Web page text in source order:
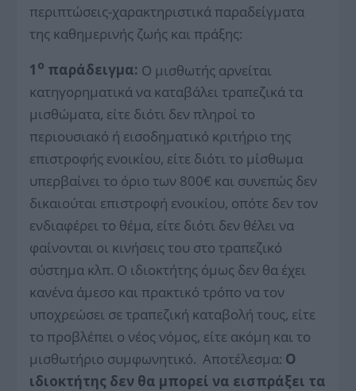
περιπτώσεις-χαρακτηριστικά παραδείγματα
της καθημερινής ζωής και πράξης:
1 ο παράδειγμα: Ο μισθωτής αρνείται
κατηγορηματικά να καταβάλει τραπεζικά τα
μισθώματα, είτε διότι δεν πληροί το
περιουσιακό ή εισοδηματικό κριτήριο της
επιστροφής ενοικίου, είτε διότι το μίσθωμα
υπερβαίνει το όριο των 800€ και συνεπώς δεν
δικαιούται επιστροφή ενοικίου, οπότε δεν τον
ενδιαφέρει το θέμα, είτε διότι δεν θέλει να
φαίνονται οι κινήσεις του στο τραπεζικό
σύστημα κλπ. Ο ιδιοκτήτης όμως δεν θα έχει
κανένα άμεσο και πρακτικό τρόπο να τον
υποχρεώσει σε τραπεζική καταβολή τους, είτε
το προβλέπει ο νέος νόμος, είτε ακόμη και το
μισθωτήριο συμφωνητικό. Αποτέλεσμα: Ο
ιδιοκτήτης δεν θα μπορεί να εισπράξει τα